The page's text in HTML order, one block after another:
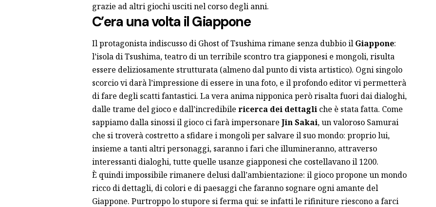
grazie ad altri giochi usciti nel corso degli anni.
C’era una volta il Giappone
Il protagonista indiscusso di Ghost of Tsushima rimane senza dubbio il Giappone:
l’isola di Tsushima, teatro di un terribile scontro tra giapponesi e mongoli, risulta
essere deliziosamente strutturata (almeno dal punto di vista artistico). Ogni singolo
scorcio vi darà l’impressione di essere in una foto, e il profondo editor vi permetterà
di fare degli scatti fantastici. La vera anima nipponica però risalta fuori dai dialoghi,
dalle trame del gioco e dall’incredibile ricerca dei dettagliche è stata fatta. Come
sappiamo dalla sinossi il gioco ci farà impersonare Jin Sakai, un valoroso Samurai
che si troverà costretto a sfidare i mongoli per salvare il suo mondo: proprio lui,
insieme a tanti altri personaggi, saranno i fari che illumineranno, attraverso
interessanti dialoghi, tutte quelle usanze giapponesi che costellavano il 1200.
È quindi impossibile rimanere delusi dall’ambientazione: il gioco propone un mondo
ricco di dettagli, di colori e di paesaggi che faranno sognare ogni amante del
Giappone. Purtroppo lo stupore si ferma qui: se infatti le rifiniture riescono a farci